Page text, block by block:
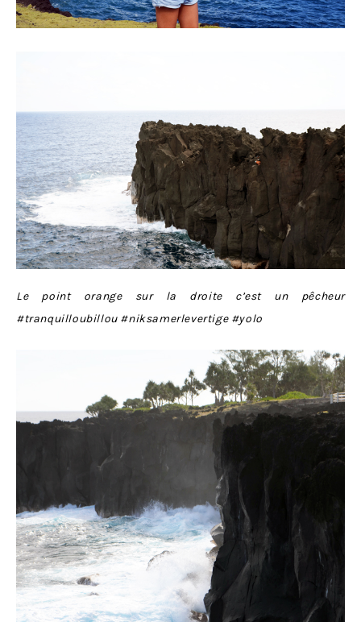
Le point orange sur la droite c’est un pêcheur
#tranquilloubillou #niksamerlevertige #yolo